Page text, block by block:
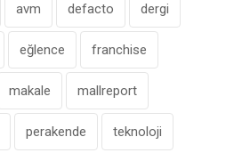
avm defacto dergi
eğlence franchise
makale mallreport
perakende teknoloji